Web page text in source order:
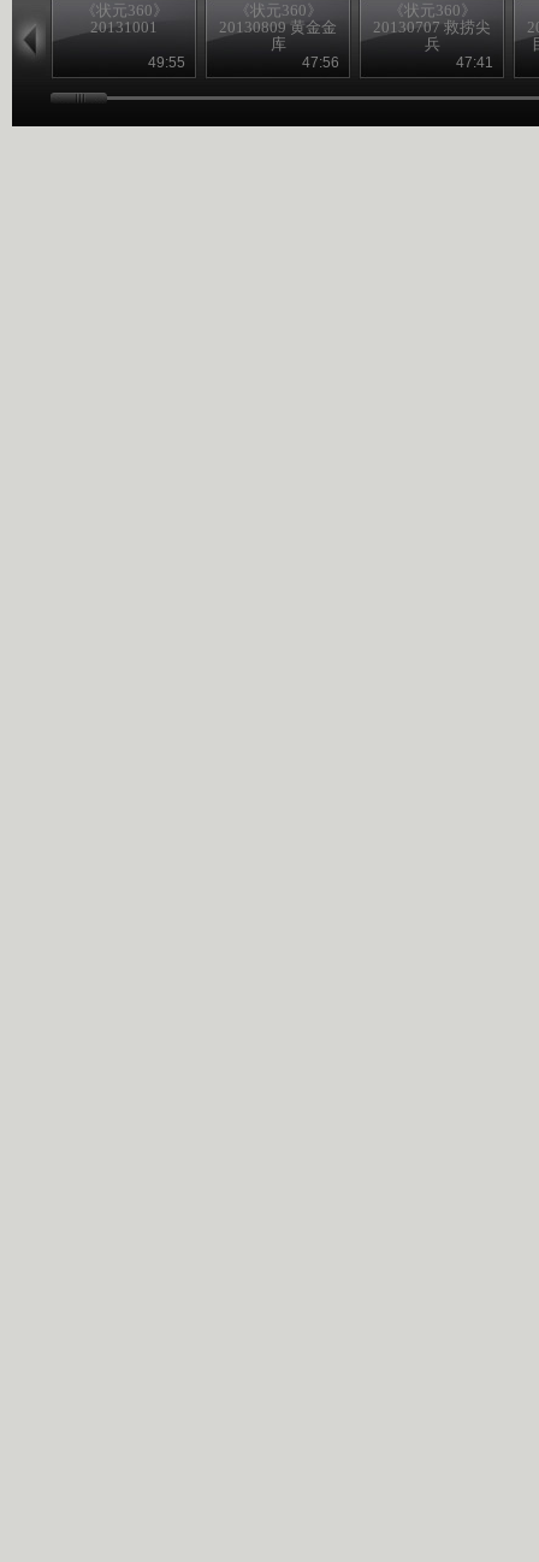
《状元360》
20131001
49:55
《状元360》
20130809 黄金金
库
47:56
《状元360》
20130707 救捞尖
兵
47:41